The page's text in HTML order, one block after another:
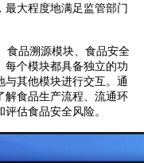
大程度地满足监管部门
品溯源模块、食品安全
每个模块都具备独立的功
其他模块进行交互。通
解食品生产流程、流通环
估食品安全风险。